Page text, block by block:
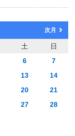
次月
土
日
6
7
13
14
20
21
27
28